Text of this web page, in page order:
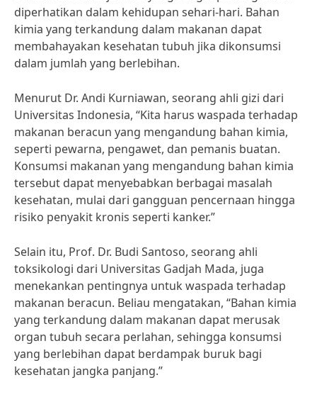
diperhatikan dalam kehidupan sehari-hari. Bahan
kimia yang terkandung dalam makanan dapat
membahayakan kesehatan tubuh jika dikonsumsi
dalam jumlah yang berlebihan.
Menurut Dr. Andi Kurniawan, seorang ahli gizi dari
Universitas Indonesia, “Kita harus waspada terhadap
makanan beracun yang mengandung bahan kimia,
seperti pewarna, pengawet, dan pemanis buatan.
Konsumsi makanan yang mengandung bahan kimia
tersebut dapat menyebabkan berbagai masalah
kesehatan, mulai dari gangguan pencernaan hingga
risiko penyakit kronis seperti kanker.”
Selain itu, Prof. Dr. Budi Santoso, seorang ahli
toksikologi dari Universitas Gadjah Mada, juga
menekankan pentingnya untuk waspada terhadap
makanan beracun. Beliau mengatakan, “Bahan kimia
yang terkandung dalam makanan dapat merusak
organ tubuh secara perlahan, sehingga konsumsi
yang berlebihan dapat berdampak buruk bagi
kesehatan jangka panjang.”